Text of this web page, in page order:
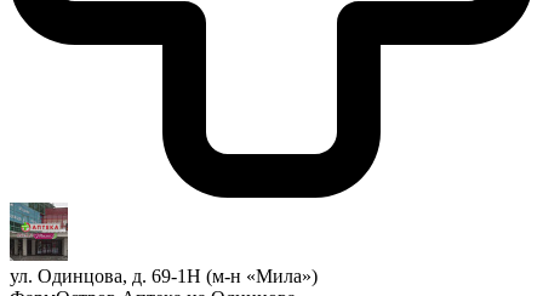
ул. Одинцова, д. 69-1Н (м-н «Мила»)